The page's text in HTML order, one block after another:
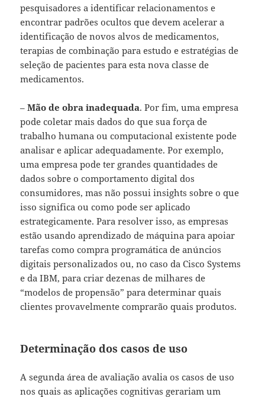
pesquisadores a identificar relacionamentos e
encontrar padrões ocultos que devem acelerar a
identificação de novos alvos de medicamentos,
terapias de combinação para estudo e estratégias de
seleção de pacientes para esta nova classe de
medicamentos.
–Mão de obra inadequada. Por fim, uma empresa
pode coletar mais dados do que sua força de
trabalho humana ou computacional existente pode
analisar e aplicar adequadamente. Por exemplo,
uma empresa pode ter grandes quantidades de
dados sobre o comportamento digital dos
consumidores, mas não possui insights sobre o que
isso significa ou como pode ser aplicado
estrategicamente. Para resolver isso, as empresas
estão usando aprendizado de máquina para apoiar
tarefas como compra programática de anúncios
digitais personalizados ou, no caso da Cisco Systems
e da IBM, para criar dezenas de milhares de
“modelos de propensão” para determinar quais
clientes provavelmente comprarão quais produtos.
Determinação dos casos de uso
A segunda área de avaliação avalia os casos de uso
nos quais as aplicações cognitivas gerariam um